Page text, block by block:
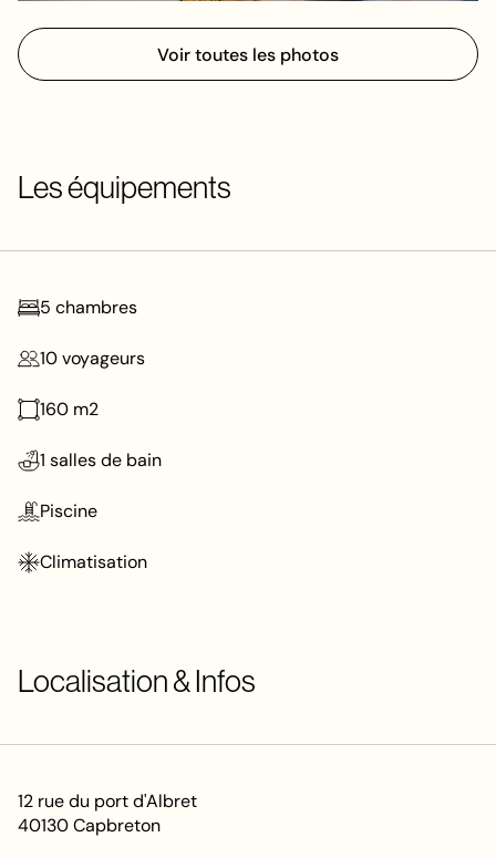
Voir toutes les photos
Les équipements
5 chambres
10voyageurs
160 m2
1 salles de bain
Piscine
Climatisation
Localisation & Infos
12 rue du port d'Albret
40130Capbreton